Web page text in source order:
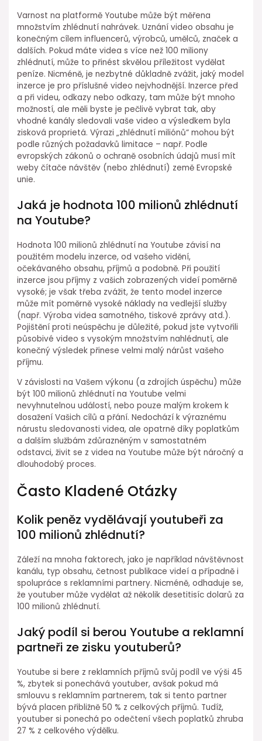
Varnost na platformě Youtube může být měřena
množstvím zhlédnutí nahrávek. Uznání video obsahu je
konečným cílem influencerů, výrobců, umělců, značek a
dalších. Pokud máte videa s více než 100 miliony
zhlédnutí, může to přinést skvělou příležitost vydělat
peníze. Nicméně, je nezbytné důkladně zvážit, jaký model
inzerce je pro příslušné video nejvhodnější. Inzerce před
a při videu, odkazy nebo odkazy, tam může být mnoho
možností, ale měli byste je pečlivě vybrat tak, aby
vhodné kanály sledovali vaše video a výsledkem byla
zisková proprietá. Výrazi „zhlédnutí miliónů“ mohou být
podle různých požadavků limitace – např. Podle
evropských zákonů o ochraně osobních údajů musí mít
weby čítače návštěv (nebo zhlédnutí) země Evropské
unie.
Jaká je hodnota 100 milionů zhlédnutí
na Youtube?
Hodnota 100 milionů zhlédnutí na Youtube závisí na
použitém modelu inzerce, od vašeho vidění,
očekávaného obsahu, příjmů a podobně. Při použití
inzerce jsou příjmy z vašich zobrazených videí poměrně
vysoké; je však třeba zvážit, že tento model inzerce
může mít poměrně vysoké náklady na vedlejší služby
(např. Výroba videa samotného, tiskové zprávy atd.).
Pojištění proti neúspěchu je důležité, pokud jste vytvořili
působivé video s vysokým množstvím nahlédnutí, ale
konečný výsledek přinese velmi malý nárůst vašeho
příjmu.
V závislosti na Vašem výkonu (a zdrojích úspěchu) může
být 100 milionů zhlédnutí na Youtube velmi
nevyhnutelnou událostí, nebo pouze malým krokem k
dosažení Vašich cílů a přání. Nedochází k výraznému
nárustu sledovanosti videa, ale opatrně díky poplatkům
a dalším službám zdůrazněným v samostatném
odstavci, živit se z videa na Youtube může být náročný a
dlouhodobý proces.
Často Kladené Otázky
Kolik peněz vydělávají youtubeři za
100 milionů zhlédnutí?
Záleží na mnoha faktorech, jako je například návštěvnost
kanálu, typ obsahu, četnost publikace videí a případně i
spolupráce s reklamními partnery. Nicméně, odhaduje se,
že youtuber může vydělat až několik desetitisíc dolarů za
100 milionů zhlédnutí.
Jaký podíl si berou Youtube a reklamní
partneři ze zisku youtuberů?
Youtube si bere z reklamních příjmů svůj podíl ve výši 45
%, zbytek si ponechává youtuber, avšak pokud má
smlouvu s reklamním partnerem, tak si tento partner
bývá placen přibližně 50 % z celkových příjmů. Tudíž,
youtuber si ponechá po odečtení všech poplatků zhruba
27 % z celkového výdělku.